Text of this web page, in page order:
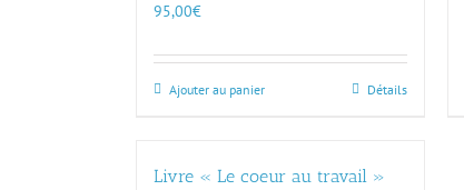
95,00€
Ajouter au panier Détails
Livre « Le coeur au travail »